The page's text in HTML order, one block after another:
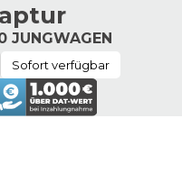
Sofort verfügbar